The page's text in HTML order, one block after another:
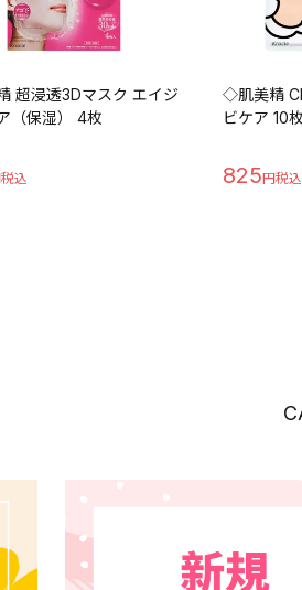
超浸透3Dマスク エイジ
（保湿） 4枚
◇肌美精
ビケア 10
825